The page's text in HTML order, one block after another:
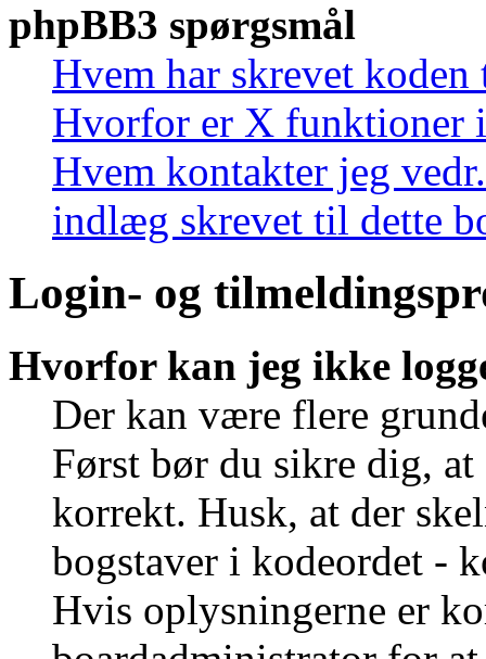
phpBB3 spørgsmål
Hvem har skrevet koden
Hvorfor er X funktioner
Hvem kontakter jeg
indlæg skrevet til dette
Login- og
Hvorfor kan jeg ikke
Der kan være flere
Først bør du sikre dig,
korrekt. Husk, at der
bogstaver i kodeordet -
Hvis oplysningerne er